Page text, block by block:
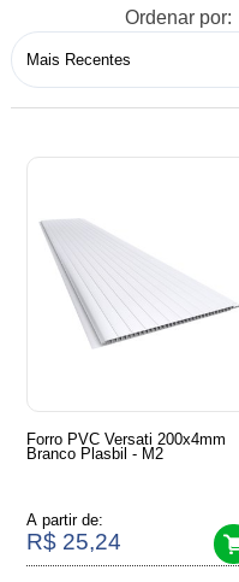
Ordenar por:
Forro PVC Versati 200x4mm
Branco Plasbil - M2
A partir de:
R$ 25,24